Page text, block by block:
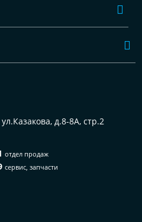
д.8-8А, стр.2
отдел продаж
сервис, запчасти